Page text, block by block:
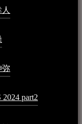
弥
part2